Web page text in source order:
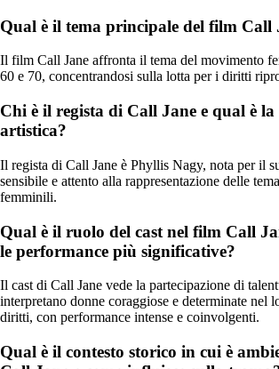
Qual è il tema principale del film Call
Il film Call Jane affronta il tema del movimento
60 e 70, concentrandosi sulla lotta per i diritti
Chi è il regista di Call Jane e qual è la
artistica?
Il regista di Call Jane è Phyllis Nagy, nota per il
sensibile e attento alla rappresentazione delle
femminili.
Qual è il ruolo del cast nel film Call
le performance più significative?
Il cast di Call Jane vede la partecipazione di
interpretano donne coraggiose e determinate nel
diritti, con performance intense e coinvolgenti.
Qual è il contesto storico in cui è